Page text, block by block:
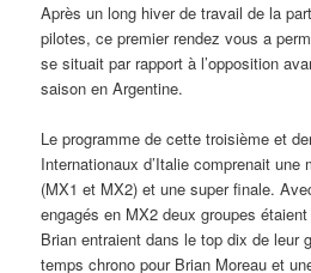
Après un long hiver de travail de la
pilotes, ce premier rendez vous a
se situait par rapport à l’opposition
saison en Argentine.
Le programme de cette troisième et
Internationaux d’Italie comprenait une
(MX1 et MX2) et une super finale.
engagés en MX2 deux groupes
Brian entraient dans le top dix de leur
temps chrono pour Brian Moreau et